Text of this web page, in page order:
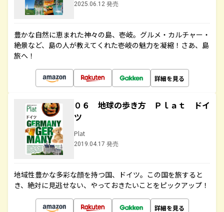
2025.06.12 発売
豊かな自然に恵まれた神々の島、壱岐。グルメ・カルチャー・
絶景など、島の人が教えてくれた壱岐の魅力を凝縮！さあ、島
旅へ！
詳細を見る
０６ 地球の歩き方 Ｐｌａｔ ドイ
ツ
Plat
2019.04.17 発売
地域性豊かな多彩な顔を持つ国、ドイツ。この国を旅すると
き、絶対に見逃せない、やっておきたいことをピックアップ！
詳細を見る